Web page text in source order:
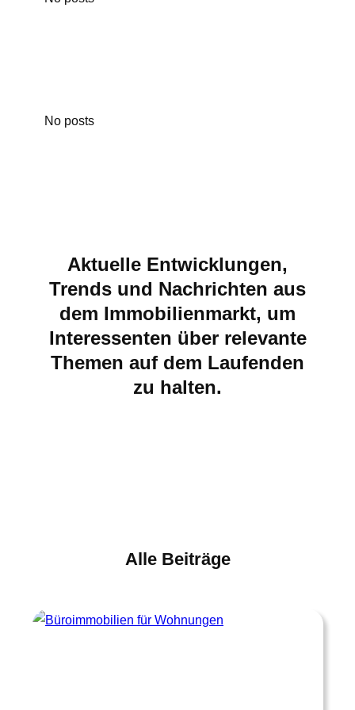
No posts
Aktuelle Entwicklungen,
Trends und Nachrichten aus
dem Immobilienmarkt, um
Interessenten über relevante
Themen auf dem Laufenden
zu halten.
Alle Beiträge